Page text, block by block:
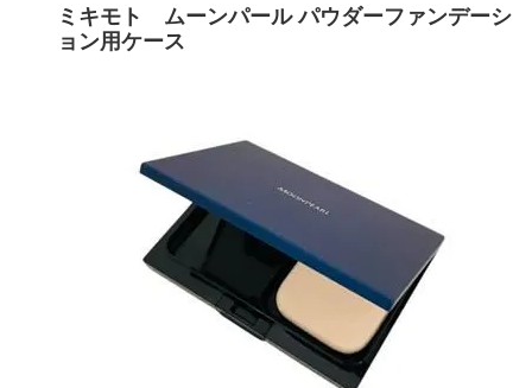
ミキモト ムーンパール パウダーファンデーシ
ョン用ケース